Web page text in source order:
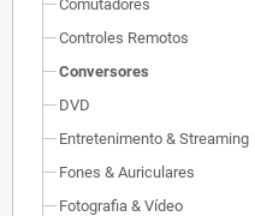
Comutadores
Controles Remotos
Conversores
DVD
Entretenimento & Streaming
Fones & Auriculares
Fotografia & Vídeo